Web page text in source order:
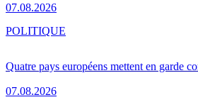
07.08.2026
Quatre pays européens mettent en garde
07.08.2026
POLITIQUE